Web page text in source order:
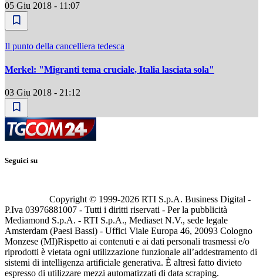
05 Giu 2018 - 11:07
Il punto della cancelliera tedesca
Merkel: "Migranti tema cruciale, Italia lasciata sola"
03 Giu 2018 - 21:12
Seguici su
Copyright © 1999-2026 RTI S.p.A. Business Digital -
P.Iva 03976881007 - Tutti i diritti riservati - Per la pubblicità
Mediamond S.p.A. - RTI S.p.A., Mediaset N.V., sede legale
Amsterdam (Paesi Bassi) - Uffici Viale Europa 46, 20093 Cologno
Monzese (MI)Rispetto ai contenuti e ai dati personali trasmessi e/o
riprodotti è vietata ogni utilizzazione funzionale all’addestramento di
sistemi di intelligenza artificiale generativa. È altresì fatto divieto
espresso di utilizzare mezzi automatizzati di data scraping.